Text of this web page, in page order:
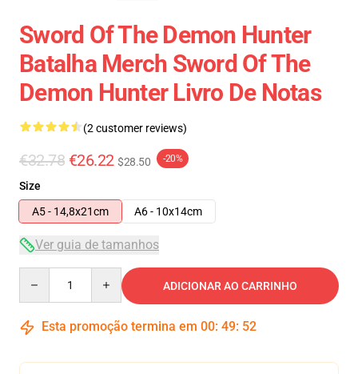
Sword Of The Demon Hunter
Batalha Merch Sword Of The
Demon Hunter Livro De Notas
(2 customer reviews)
€32.78 €26.22 $28.50 -20%
Size
A5 - 14,8x21cm
A6 - 10x14cm
Ver guia de tamanhos
ADICIONAR AO CARRINHO
Esta promoção termina em 00: 49: 51